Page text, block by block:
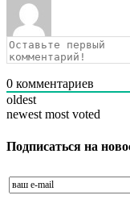
0 комментариев
oldest
newest most voted
Подписаться на